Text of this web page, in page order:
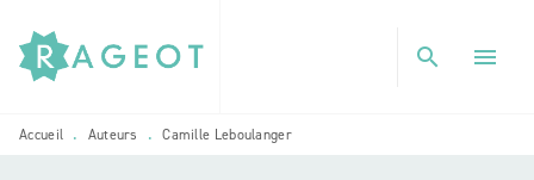
MENU RECHERCHE
PIED DE PAGE
search menu
Accueil • Auteurs • Camille Leboulanger